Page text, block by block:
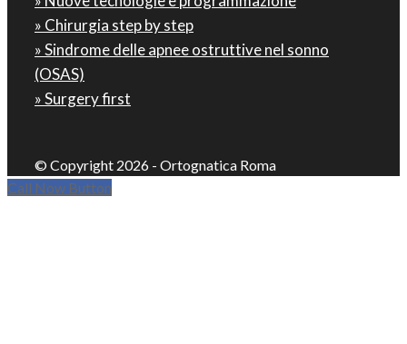
» Chirurgia step by step
» Sindrome delle apnee ostruttive nel sonno
(OSAS)
» Surgery first
© Copyright 2026 - Ortognatica Roma
Call Now Button